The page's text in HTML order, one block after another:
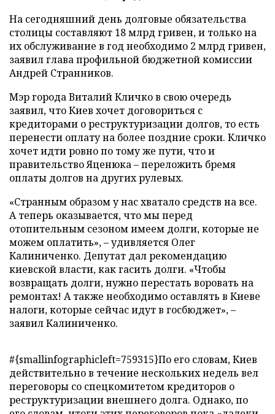
На сегодняшний день долговые обязательства
столицы составляют 18 млрд гривен, и только на
их обслуживание в год необходимо 2 млрд гривен,
заявил глава профильной бюджетной комиссии
Андрей Странников.
Мэр города Виталий Кличко в свою очередь
заявил, что Киев хочет договориться с
кредиторами о реструктуризации долгов, то есть
перенести оплату на более поздние сроки. Кличко
хочет идти ровно по тому же пути, что и
правительство Яценюка – переложить бремя
оплаты долгов на других рулевых.
«Странным образом у нас хватало средств на все.
А теперь оказывается, что мы перед
отопительным сезоном имеем долги, которые не
можем оплатить», – удивляется Олег
Калиниченко. Депутат дал рекомендацию
киевской власти, как гасить долги. «Чтобы
возвращать долги, нужно перестать воровать на
ремонтах! А также необходимо оставлять в Киеве
налоги, которые сейчас идут в госбюджет», –
заявил Калиниченко.
#{smallinfographicleft=759315}По его словам, Киев
действительно в течение нескольких недель вел
переговоры со спецкомитетом кредиторов о
реструктуризации внешнего долга. Однако, по